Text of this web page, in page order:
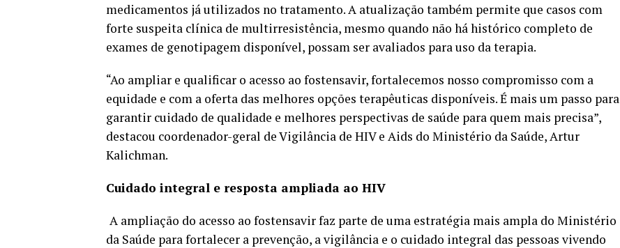
medicamentos já utilizados no tratamento. A atualização também permite que casos com
forte suspeita clínica de multirresistência, mesmo quando não há histórico completo de
exames de genotipagem disponível, possam ser avaliados para uso da terapia.
“Ao ampliar e qualificar o acesso ao fostensavir, fortalecemos nosso compromisso com a
equidade e com a oferta das melhores opções terapêuticas disponíveis. É mais um passo para
garantir cuidado de qualidade e melhores perspectivas de saúde para quem mais precisa”,
destacou coordenador-geral de Vigilância de HIV e Aids do Ministério da Saúde, Artur
Kalichman.
Cuidado integral e resposta ampliada ao HIV
A ampliação do acesso ao fostensavir faz parte de uma estratégia mais ampla do Ministério
da Saúde para fortalecer a prevenção, a vigilância e o cuidado integral das pessoas vivendo